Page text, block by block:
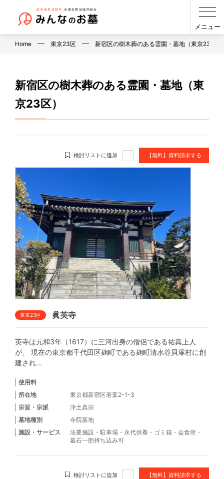
メニュー
Home 東京23区 新宿区の樹木葬のある霊園・墓地（東京23区）
新宿区の樹木葬のある霊園・墓地（東
京23区）
検討リストに追加 【無料】資料請求する
東京23区 眞英寺
英寺は元和3年（1617）に三河出身の僧侶である祐真上人
が、 現在の東京都千代田区麹町である麹町清水谷貝塚村に創
建され...
使用料
所在地
東京都新宿区若葉2-1-3
宗旨・宗派
浄土真宗
墓地種別
寺院墓地
施設・サービス
法要施設 ・ 駐車場 ・ 永代供養 ・ ゴミ箱 ・ 会食所 ・
墓石一部持ち込み可
検討リストに追加 【無料】資料請求する